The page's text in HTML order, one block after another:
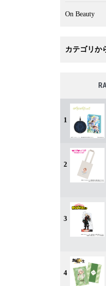
On Beauty
カテゴリか
1
2
3
4